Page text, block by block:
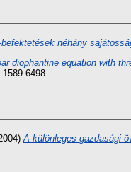
néhány
diophantine equation with
6498
A különleges gazdasági